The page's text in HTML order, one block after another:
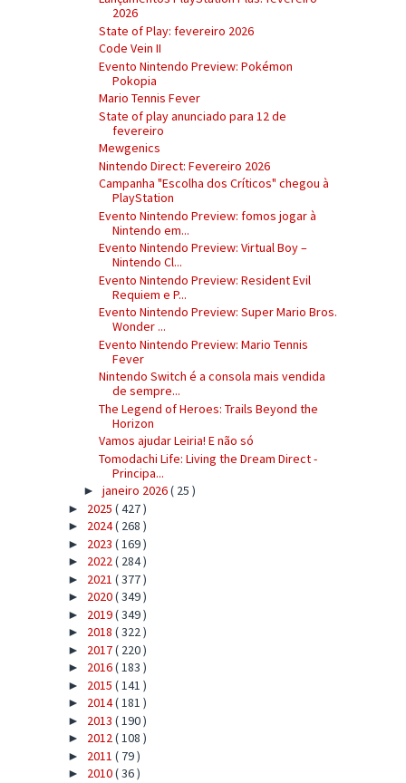
2026
State of Play: fevereiro 2026
Code Vein II
Evento Nintendo Preview: Pokémon
Pokopia
Mario Tennis Fever
State of play anunciado para 12 de
fevereiro
Mewgenics
Nintendo Direct: Fevereiro 2026
Campanha "Escolha dos Críticos" chegou à
PlayStation
Evento Nintendo Preview: fomos jogar à
Nintendo em...
Evento Nintendo Preview: Virtual Boy –
Nintendo Cl...
Evento Nintendo Preview: Resident Evil
Requiem e P...
Evento Nintendo Preview: Super Mario Bros.
Wonder ...
Evento Nintendo Preview: Mario Tennis
Fever
Nintendo Switch é a consola mais vendida
de sempre...
The Legend of Heroes: Trails Beyond the
Horizon
Vamos ajudar Leiria! E não só
Tomodachi Life: Living the Dream Direct -
Principa...
► janeiro 2026( 25 )
► 2025 ( 427 )
► 2024( 268 )
► 2023 ( 169 )
► 2022( 284 )
► 2021 ( 377 )
► 2020( 349 )
► 2019( 349 )
► 2018 ( 322 )
► 2017( 220 )
► 2016( 183 )
► 2015 ( 141 )
► 2014( 181 )
► 2013 ( 190 )
► 2012( 108 )
► 2011 ( 79 )
► 2010( 36 )